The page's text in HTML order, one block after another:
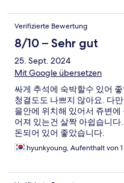
Verifizierte Bewertung
8/10 – Sehr gut
25. Sept. 2024
Mit Google übersetzen
싸게 추석에 숙박할수 있어
청결도도 나쁘지 않아요. 다
을안에 위치해 있어서 쥬변
어져 있는건 살짝 아쉽습니
돈되어 있어 좋았습니다.
hyunkyoung, Aufenthalt von